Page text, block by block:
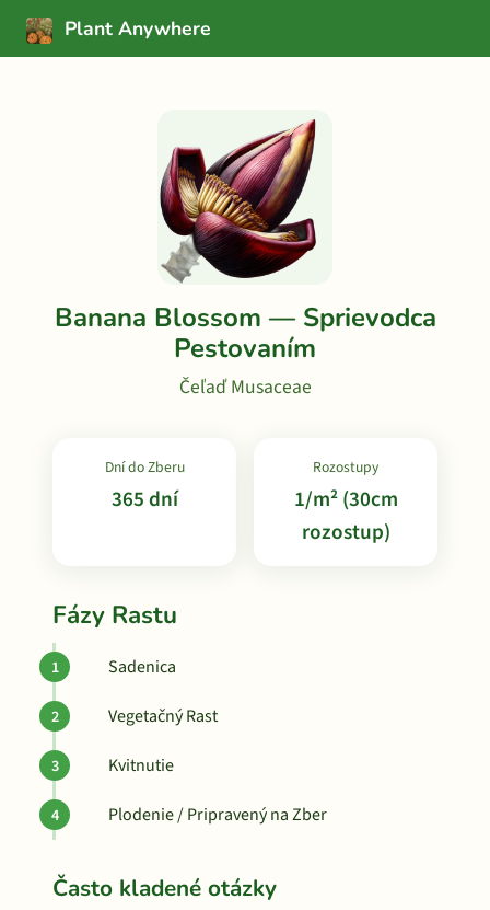
Plant Anywhere
Banana Blossom — Sprievodca
Pestovaním
Čeľaď Musaceae
Dní do Zberu
365 dní
Rozostupy
1/m² (30cm
rozostup)
Fázy Rastu
Sadenica
Vegetačný Rast
Kvitnutie
Plodenie / Pripravený na Zber
Často kladené otázky